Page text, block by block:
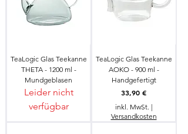
TeaLogic Glas Teekanne
THETA - 1200 ml -
Mundgeblasen
Leider nicht
verfügbar
TeaLogic Glas Teekanne
AOKO - 900 ml -
Handgefertigt
Preis
33,90 €
inkl. MwSt. |
Versandkosten